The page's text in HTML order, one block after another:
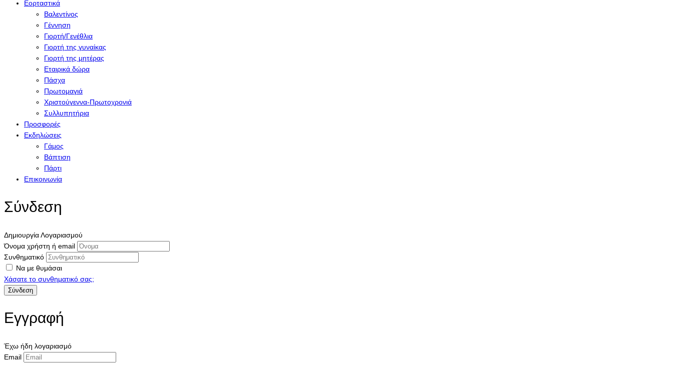
Εορταστικά
Βαλεντίνος
Γέννηση
Γιορτή/Γενέθλια
Γιορτή της γυναίκας
Γιορτή της μητέρας
Εταιρικά δώρα
Πάσχα
Πρωτομαγιά
Χριστούγεννα-Πρωτοχρονιά
Συλλυπητήρια
Προσφορές
Εκδηλώσεις
Γάμος
Βάπτιση
Πάρτι
Επικοινωνία
Σύνδεση
Δημιουργία Λογαριασμού
Όνομα χρήστη ή email
Συνθηματικό
Να με θυμάσαι
Χάσατε το συνθηματικό σας;
Εγγραφή
Έχω ήδη λογαριασμό
Email